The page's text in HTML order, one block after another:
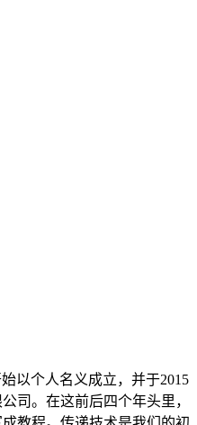
以个人名义成立，并于2015
司。在这前后四个年头里，